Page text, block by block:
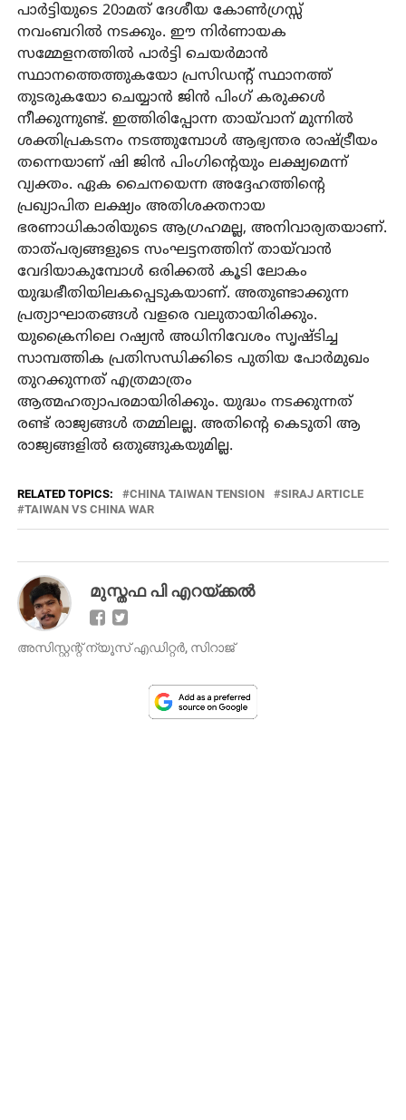
പാർട്ടിയുടെ 20ാമത് ദേശീയ കോൺഗ്രസ്സ്
നവംബറിൽ നടക്കും. ഈ നിർണായക
സമ്മേളനത്തിൽ പാർട്ടി ചെയർമാൻ
സ്ഥാനത്തെത്തുകയോ പ്രസിഡന്റ് സ്ഥാനത്ത്
തുടരുകയോ ചെയ്യാൻ ജിൻ പിംഗ് കരുക്കൾ
നീക്കുന്നുണ്ട്. ഇത്തിരിപ്പോന്ന തായ്‌വാന് മുന്നിൽ
ശക്തിപ്രകടനം നടത്തുമ്പോൾ ആഭ്യന്തര രാഷ്ട്രീയം
തന്നെയാണ് ഷി ജിൻ പിംഗിന്റെയും ലക്ഷ്യമെന്ന്
വ്യക്തം. ഏക ചൈനയെന്ന അദ്ദേഹത്തിന്റെ
പ്രഖ്യാപിത ലക്ഷ്യം അതിശക്തനായ
ഭരണാധികാരിയുടെ ആഗ്രഹമല്ല, അനിവാര്യതയാണ്.
താത്പര്യങ്ങളുടെ സംഘട്ടനത്തിന് തായ്‌വാൻ
വേദിയാകുമ്പോൾ ഒരിക്കൽ കൂടി ലോകം
യുദ്ധഭീതിയിലകപ്പെടുകയാണ്. അതുണ്ടാക്കുന്ന
പ്രത്യാഘാതങ്ങൾ വളരെ വലുതായിരിക്കും.
യുക്രൈനിലെ റഷ്യൻ അധിനിവേശം സൃഷ്ടിച്ച
സാമ്പത്തിക പ്രതിസന്ധിക്കിടെ പുതിയ പോർമുഖം
തുറക്കുന്നത് എത്രമാത്രം
ആത്മഹത്യാപരമായിരിക്കും. യുദ്ധം നടക്കുന്നത്
രണ്ട് രാജ്യങ്ങൾ തമ്മിലല്ല. അതിന്റെ കെടുതി ആ
രാജ്യങ്ങളിൽ ഒതുങ്ങുകയുമില്ല.
RELATED TOPICS: CHINA TAIWAN TENSION
SIRAJ ARTICLE
TAIWAN VS CHINA WAR
മുസ്തഫ പി എറയ്ക്കല്‍
അസിസ്റ്റന്റ്‌ ന്യൂസ് എഡിറ്റർ, സിറാജ്